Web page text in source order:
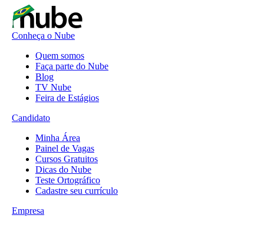
Conheça o Nube
Quem somos
Faça parte do Nube
Blog
TV Nube
Feira de Estágios
Candidato
Minha Área
Painel de Vagas
Cursos Gratuitos
Dicas do Nube
Teste Ortográfico
Cadastre seu currículo
Empresa